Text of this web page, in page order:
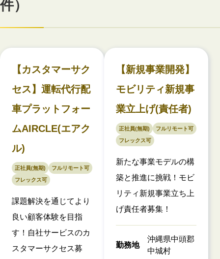
件）
【カスタマーサク
セス】運転代行配
車プラットフォー
ムAIRCLE(エアク
ル)
正社員(無期)
フルリモート可
フレックス可
課題解決を通じてより
良い顧客体験を目指
す！自社サービスのカ
スタマーサクセス募
【新規事業開発】
モビリティ新規事
業立上げ(責任者)
正社員(無期)
フルリモート可
フレックス可
新たな事業モデルの構
築と推進に挑戦！モビ
リティ新規事業立ち上
げ責任者募集！
勤務地
沖縄県中頭郡
中城村